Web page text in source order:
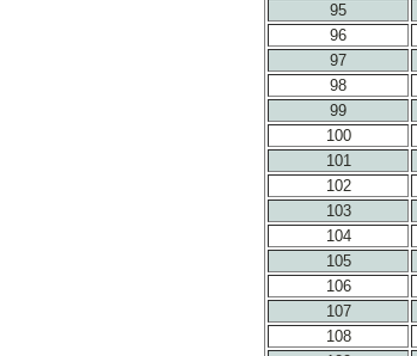
95
96
97
98
99
100
101
102
103
104
105
106
107
108